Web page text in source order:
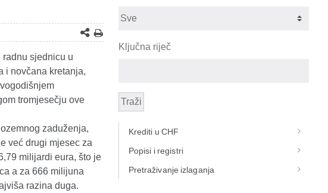
sjednicu u
i novčana kretanja,
tromjesečju ove
zaduženja,
već drugi mjesec za
milijardi eura, što je
a za 666 milijuna
razina duga.
Ključna riječ
Traži
Krediti u CHF
Popisi i registri
Pretraživanje izlaganja